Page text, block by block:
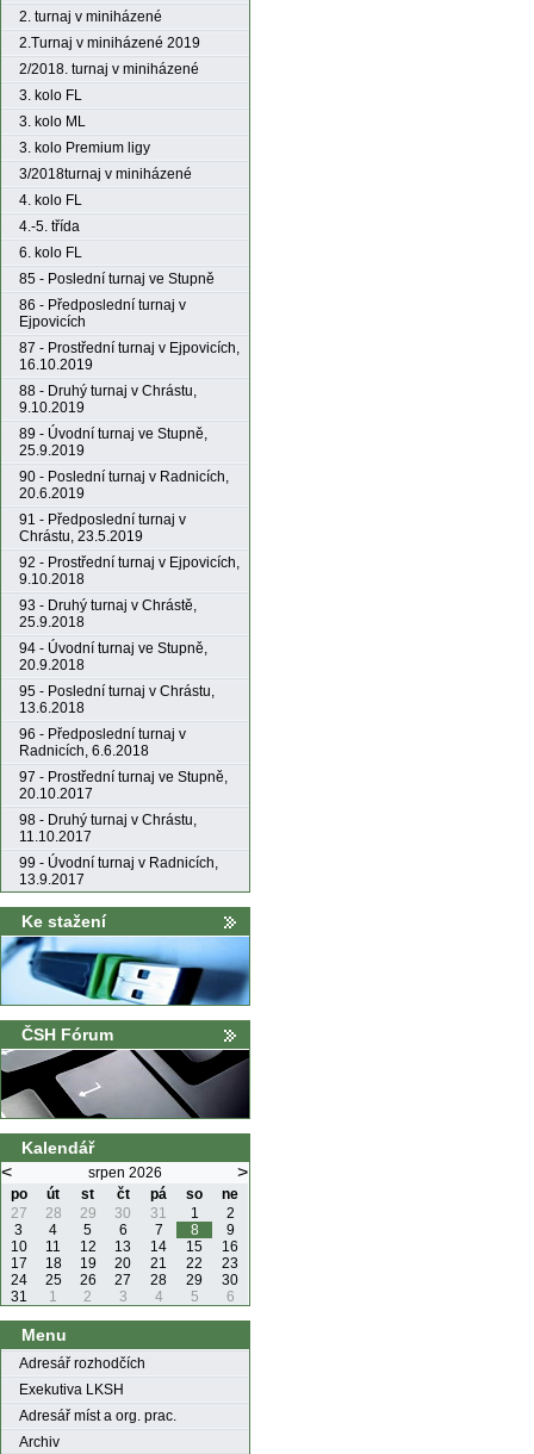
2. turnaj v miniházené
2.Turnaj v miniházené 2019
2/2018. turnaj v miniházené
3. kolo FL
3. kolo ML
3. kolo Premium ligy
3/2018turnaj v miniházené
4. kolo FL
4.-5. třída
6. kolo FL
85 - Poslední turnaj ve Stupně
86 - Předposlední turnaj v
Ejpovicích
87 - Prostřední turnaj v Ejpovicích,
16.10.2019
88 - Druhý turnaj v Chrástu,
9.10.2019
89 - Úvodní turnaj ve Stupně,
25.9.2019
90 - Poslední turnaj v Radnicích,
20.6.2019
91 - Předposlední turnaj v
Chrástu, 23.5.2019
92 - Prostřední turnaj v Ejpovicích,
9.10.2018
93 - Druhý turnaj v Chrástě,
25.9.2018
94 - Úvodní turnaj ve Stupně,
20.9.2018
95 - Poslední turnaj v Chrástu,
13.6.2018
96 - Předposlední turnaj v
Radnicích, 6.6.2018
97 - Prostřední turnaj ve Stupně,
20.10.2017
98 - Druhý turnaj v Chrástu,
11.10.2017
99 - Úvodní turnaj v Radnicích,
13.9.2017
Ke stažení
ČSH Fórum
Kalendář
< srpen 2026 >
po út st čt pá so
ne
27
28 29 30 31 1
2
3
4 5 6 7 8
9
10
11 12 13 14 15
16
17
18 19 20 21 22
23
24
25 26 27 28 29
30
31
1 2 3 4 5 6
Menu
Adresář rozhodčích
Exekutiva LKSH
Adresář míst a org. prac.
Archiv